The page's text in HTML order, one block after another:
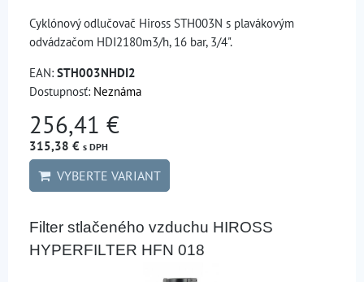
Cyklónový odlučovač Hiross STH003N s plavákovým
odvádzačom HDI2180m3/h, 16 bar, 3/4".
EAN: STH003NHDI2
Dostupnosť: Neznáma
256,41 €
315,38 € s DPH
VYBERTE VARIANT
Filter stlačeného vzduchu HIROSS
HYPERFILTER HFN 018